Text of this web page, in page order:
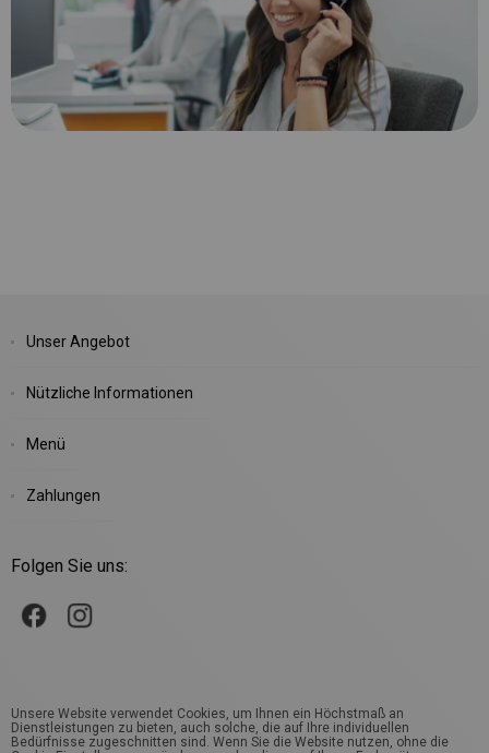
Unser Angebot
Nützliche Informationen
Menü
Zahlungen
Folgen Sie uns:
Unsere Website verwendet Cookies, um Ihnen ein Höchstmaß an
Dienstleistungen zu bieten, auch solche, die auf Ihre individuellen
Bedürfnisse zugeschnitten sind. Wenn Sie die Website nutzen, ohne die